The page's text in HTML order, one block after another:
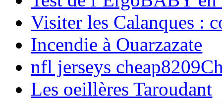
Visiter les Calanques :
Incendie à Ouarzazate
nfl jerseys
Les oeillères Taroudant